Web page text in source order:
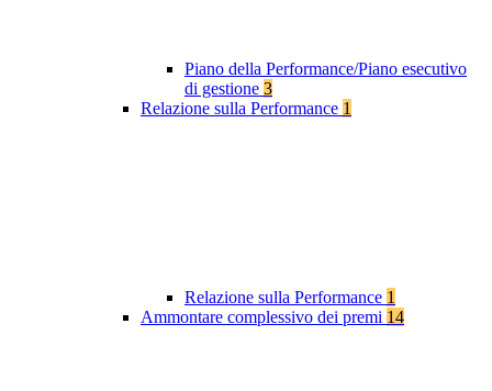
Piano della Performance/Piano esecutivo
di gestione 3
Relazione sulla Performance 1
Relazione sulla Performance 1
Ammontare complessivo dei premi 14